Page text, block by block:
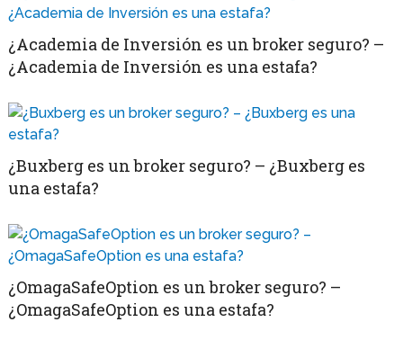
¿Academia de Inversión es un broker seguro? –
¿Academia de Inversión es una estafa?
¿Buxberg es un broker seguro? – ¿Buxberg es
una estafa?
¿OmagaSafeOption es un broker seguro? –
¿OmagaSafeOption es una estafa?